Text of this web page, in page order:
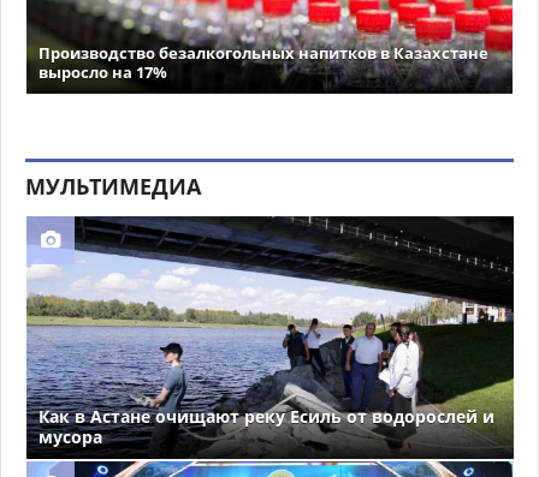
Производство безалкогольных напитков в Казахстане
выросло на 17%
МУЛЬТИМЕДИА
Как в Астане очищают реку Есиль от водорослей и
мусора